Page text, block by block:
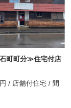
町町分≫住宅付店
/ 店舗付住宅 / 間